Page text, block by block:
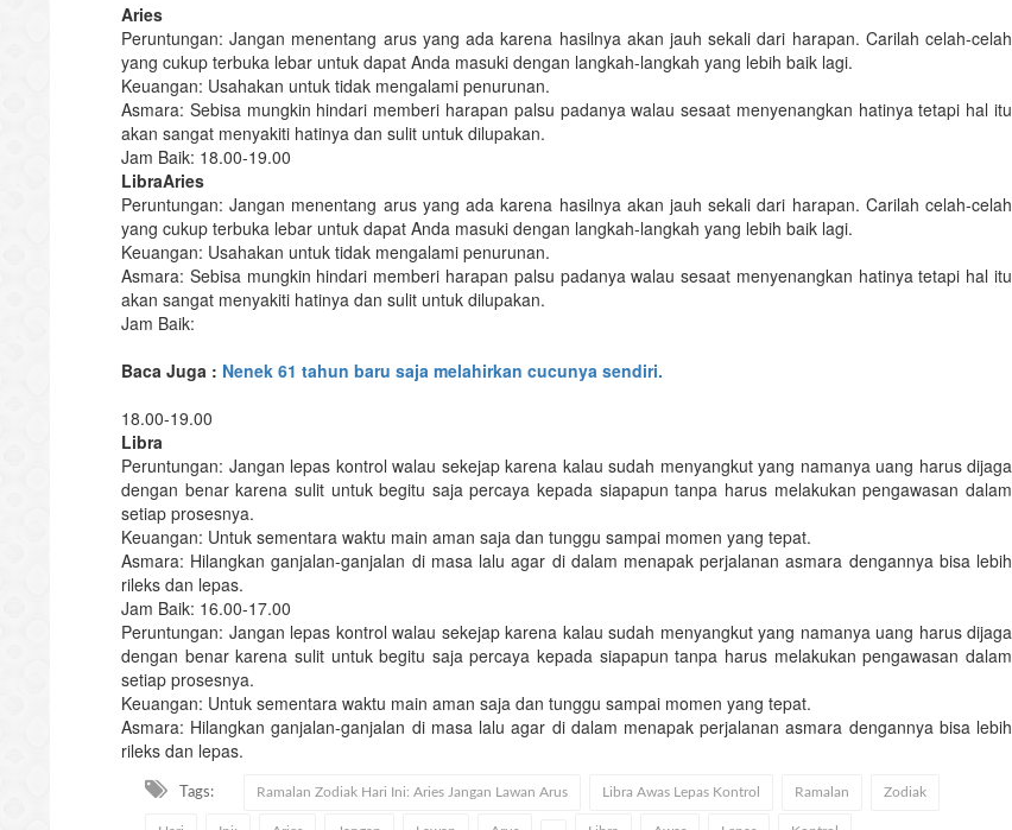
Aries
Peruntungan: Jangan menentang arus yang ada karena hasilnya akan jauh sekali dari harapan. Carilah celah-celah
yang cukup terbuka lebar untuk dapat Anda masuki dengan langkah-langkah yang lebih baik lagi.
Keuangan: Usahakan untuk tidak mengalami penurunan.
Asmara: Sebisa mungkin hindari memberi harapan palsu padanya walau sesaat menyenangkan hatinya tetapi hal itu
akan sangat menyakiti hatinya dan sulit untuk dilupakan.
Jam Baik: 18.00-19.00
LibraAries
Peruntungan: Jangan menentang arus yang ada karena hasilnya akan jauh sekali dari harapan. Carilah celah-celah
yang cukup terbuka lebar untuk dapat Anda masuki dengan langkah-langkah yang lebih baik lagi.
Keuangan: Usahakan untuk tidak mengalami penurunan.
Asmara: Sebisa mungkin hindari memberi harapan palsu padanya walau sesaat menyenangkan hatinya tetapi hal itu
akan sangat menyakiti hatinya dan sulit untuk dilupakan.
Jam Baik:
Baca Juga : Nenek 61 tahun baru saja melahirkan cucunya sendiri.
18.00-19.00
Libra
Peruntungan: Jangan lepas kontrol walau sekejap karena kalau sudah menyangkut yang namanya uang harus dijaga
dengan benar karena sulit untuk begitu saja percaya kepada siapapun tanpa harus melakukan pengawasan dalam
setiap prosesnya.
Keuangan: Untuk sementara waktu main aman saja dan tunggu sampai momen yang tepat.
Asmara: Hilangkan ganjalan-ganjalan di masa lalu agar di dalam menapak perjalanan asmara dengannya bisa lebih
rileks dan lepas.
Jam Baik: 16.00-17.00
Peruntungan: Jangan lepas kontrol walau sekejap karena kalau sudah menyangkut yang namanya uang harus dijaga
dengan benar karena sulit untuk begitu saja percaya kepada siapapun tanpa harus melakukan pengawasan dalam
setiap prosesnya.
Keuangan: Untuk sementara waktu main aman saja dan tunggu sampai momen yang tepat.
Asmara: Hilangkan ganjalan-ganjalan di masa lalu agar di dalam menapak perjalanan asmara dengannya bisa lebih
rileks dan lepas.
Tags: Ramalan Zodiak Hari Ini: Aries Jangan Lawan Arus Libra Awas Lepas Kontrol Ramalan Zodiak